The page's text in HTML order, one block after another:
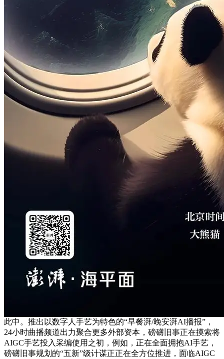
此中。推出以数字人手艺为特色的“早餐湃/晚安湃AI播报”，
24小时曲播频道出力聚合更多外部资本，磅礴旧事正在摸索将
AIGC手艺投入采编使用之初，例如，正在全面拥抱AI手艺，
磅礴旧事规划的“五新”级计谋正正在全方位推进，面临AIGC